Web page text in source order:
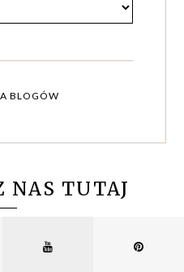
BLOGÓW
NAS TUTAJ